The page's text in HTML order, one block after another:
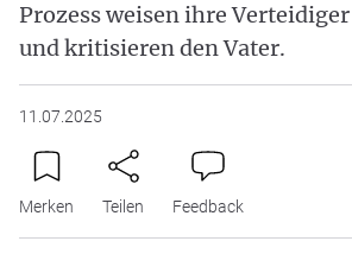
Prozess weisen ihre
und kritisieren den Vater.
11.07.2025
Merken Teilen Feedback